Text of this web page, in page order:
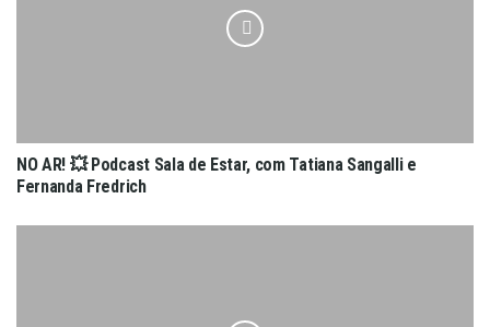
NO AR! 💥 Podcast Sala de Estar, com Tatiana Sangalli e
Fernanda Fredrich